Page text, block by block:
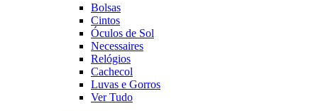
Bolsas
Cintos
Óculos de Sol
Necessaires
Relógios
Cachecol
Luvas e Gorros
Ver Tudo